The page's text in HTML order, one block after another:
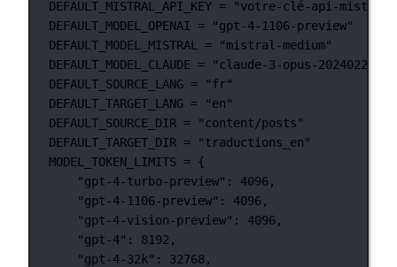
DEFAULT_MISTRAL_API_KEY =
"votre-clé-api-mistral-
DEFAULT_MODEL_OPENAI =
"gpt-4-1106-preview"
DEFAULT_MODEL_MISTRAL
=
"mistral-medium"
DEFAULT_MODEL_CLAUDE =
"claude-3-opus-20240229"
DEFAULT_SOURCE_LANG =
"fr"
DEFAULT_TARGET_LANG =
"en"
DEFAULT_SOURCE_DIR =
"content/posts"
DEFAULT_TARGET_DIR =
"traductions_en"
MODEL_TOKEN_LIMITS = {
"gpt-4-turbo-preview" : 4096,
"gpt-4-1106-preview" : 4096,
"gpt-4-vision-preview" : 4096,
"gpt-4" : 8192 ,
"gpt-4-32k" : 32768,